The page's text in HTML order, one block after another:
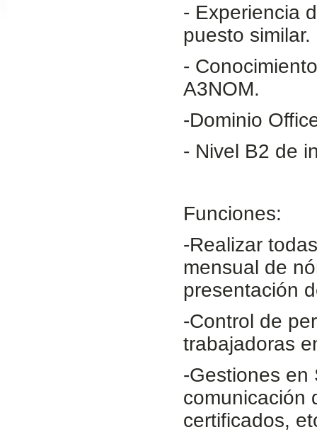
- Experiencia
puesto similar.
-
A3NOM.
-Dominio
- Nivel B2 de
Funciones:
-Realizar
mensual de
presentación
-Control de
trabajadoras
-Gestiones en
comunicación
certificados,